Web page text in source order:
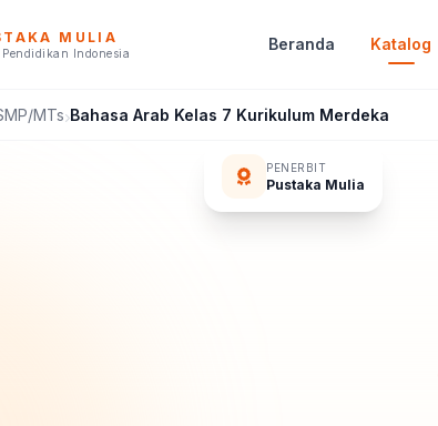
MULIA
Indonesia Beranda Katalog
MTs Bahasa Arab Kelas 7 Kurikulum Merdeka
PENERBIT
Pustaka Mulia